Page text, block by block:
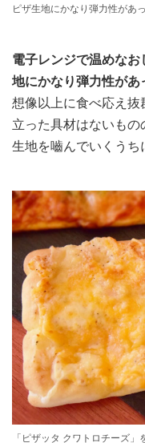
ピザ生地にかなり弾力性があ
電子レンジで温めな
地にかなり弾力性があ
想像以上に食べ応え抜
立った具材はないも
生地を嚙んでいくうち
「ピザッタ クワトロチーズ」